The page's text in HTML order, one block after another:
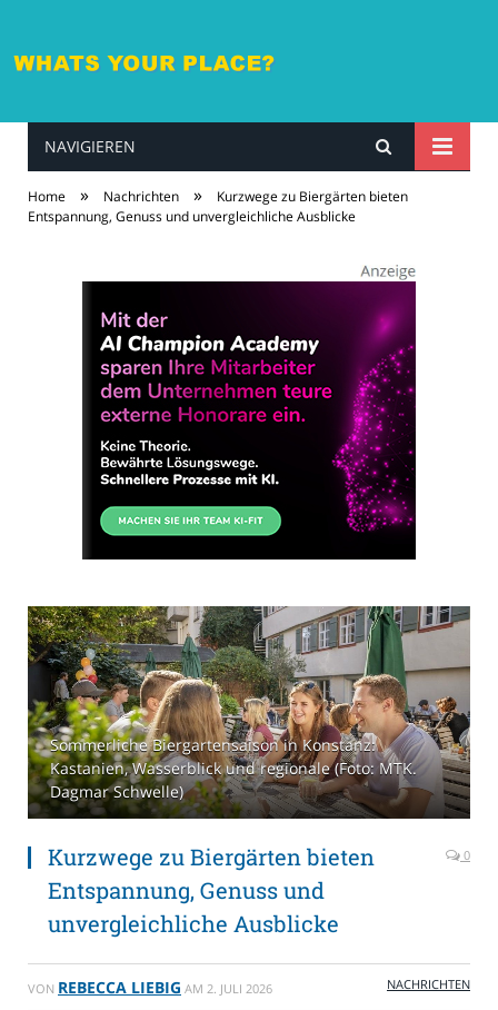
whatsyourplace.de
NAVIGIEREN
Home » Nachrichten »
Kurzwege zu Biergärten bieten
Entspannung, Genuss und unvergleichliche Ausblicke
Sommerliche Biergartensaison in Konstanz:
Kastanien, Wasserblick und regionale (Foto: MTK.
Dagmar Schwelle)
Kurzwege zu Biergärten bieten
Entspannung, Genuss und
unvergleichliche Ausblicke
0
VON REBECCA LIEBIG AM 2. JULI 2026 NACHRICHTEN